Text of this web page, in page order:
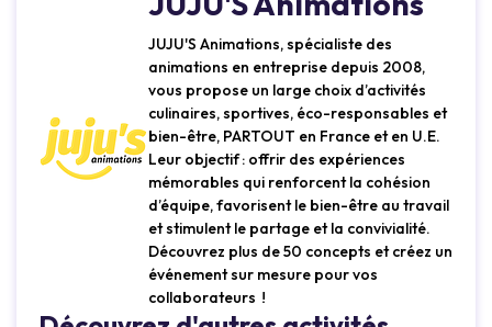
JUJU'S Animations, spécialiste des
animations en entreprise depuis 2008,
vous propose un large choix d’activités
culinaires, sportives, éco-responsables et
bien-être, PARTOUT en France et en U.E.
Leur objectif : offrir des expériences
mémorables qui renforcent la cohésion
d’équipe, favorisent le bien-être au travail
et stimulent le partage et la convivialité.
Découvrez plus de 50 concepts et créez un
événement sur mesure pour vos
collaborateurs !